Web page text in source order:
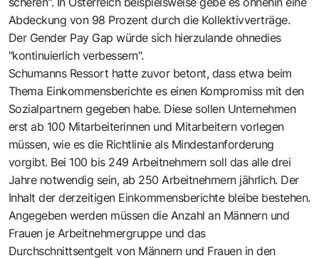
Abdeckung von 98 Prozent durch die Kollektivverträge.
Der Gender Pay Gap würde sich hierzulande ohnedies
"kontinuierlich verbessern".
Schumanns Ressort hatte zuvor betont, dass etwa beim
Thema Einkommensberichte es einen Kompromiss mit den
Sozialpartnern gegeben habe. Diese sollen Unternehmen
erst ab 100 Mitarbeiterinnen und Mitarbeitern vorlegen
müssen, wie es die Richtlinie als Mindestanforderung
vorgibt. Bei 100 bis 249 Arbeitnehmern soll das alle drei
Jahre notwendig sein, ab 250 Arbeitnehmern jährlich. Der
Inhalt der derzeitigen Einkommensberichte bleibe bestehen.
Angegeben werden müssen die Anzahl an Männern und
Frauen je Arbeitnehmergruppe und das
Durchschnittsentgelt von Männern und Frauen in den